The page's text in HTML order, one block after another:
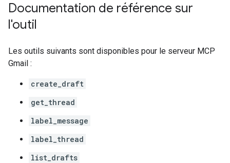
Documentation de référence sur
l'outil
Les outils suivants sont disponibles pour le serveur MCP
Gmail :
create_draft
get_thread
label_message
label_thread
list_drafts